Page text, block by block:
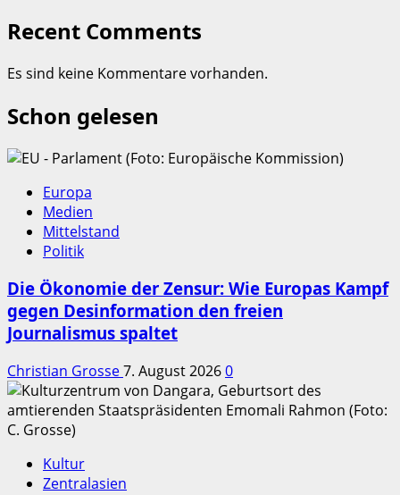
Recent Comments
Es sind keine Kommentare vorhanden.
Schon gelesen
Europa
Medien
Mittelstand
Politik
Die Ökonomie der Zensur: Wie Europas Kampf
gegen Desinformation den freien
Journalismus spaltet
Christian Grosse7. August 20260
Kultur
Zentralasien